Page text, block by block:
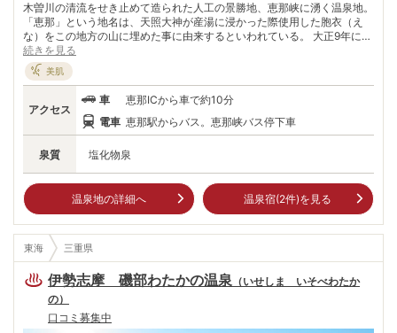
木曽川の清流をせき止めて造られた人工の景勝地、恵那峡に湧く温泉地。
「恵那」という地名は、天照大神が産湯に浸かった際使用した胞衣（え
な）をこの地方の山に埋めた事に由来するといわれている。 大正9年に地
理学者・志賀重昴氏により命名された恵那峡は、大正13年に日本初のダ
ム式発電所「大井ダム」の建設により形成された約12㎞のダム湖を擁す
る人工峡谷。ダム湖の周囲には花崗岩の奇岩怪石が連なり、高速ジェット
船に乗って迫力満点の水上散歩を愉しむのもよい。 川沿いには大遊園地
「恵那峡ワンダーランド」があり、子供連れの観光客で賑わいを見せてい
る。大自然とレジャーを堪能した後は、恵那峡を望む湯船に浸かってのん
びりと。
続きを見る
美肌
泉質 塩化物泉
アクセス
車
恵那ICから車で約10分
電車 恵那駅からバス。恵那峡バス停下車
温泉地の詳細へ 温泉宿(2件)を見る
東海 三重県
伊勢志摩 磯部わたかの温泉 （いせしま いそべわたか
の）
口コミ募集中